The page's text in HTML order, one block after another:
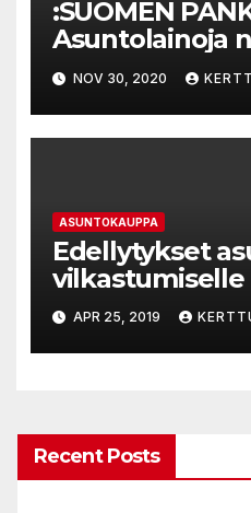
:SUOMEN
Asuntolainoja
runsaasti
NOV 30, 2020
ASUNTOKAUPPA
Edellytykset
vilkastumiselle
olemassa
APR 25, 2019
Recent Posts